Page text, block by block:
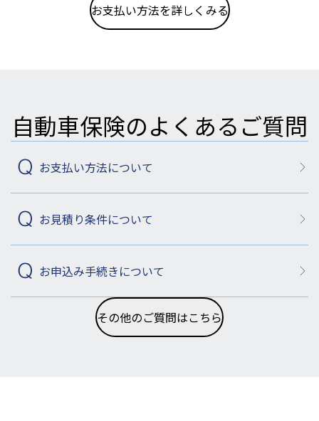
お支払い方法を詳しくみる
自動車保険のよくあるご質問
お支払い方法について
お見積り条件について
お申込み手続きについて
その他のご質問はこちら